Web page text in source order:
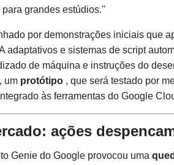
grandes estúdios."
por demonstrações iniciais que
adaptativos e sistemas de script
de máquina e instruções do
um protótipo , que será testado por
às ferramentas do Google
ações
Genie do Google provocou uma